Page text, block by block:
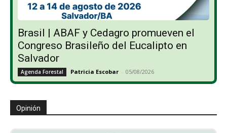
Brasil | ABAF y Cedagro promueven el
Congreso Brasileño del Eucalipto en
Salvador
Agenda Forestal Patricia Escobar - 05/08/2026
Opinión